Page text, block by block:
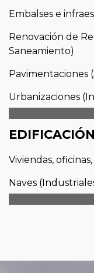
Embalses e
Renovación de
Saneamiento)
Pavimentaciones
Urbanizaciones
Viviendas,
Naves